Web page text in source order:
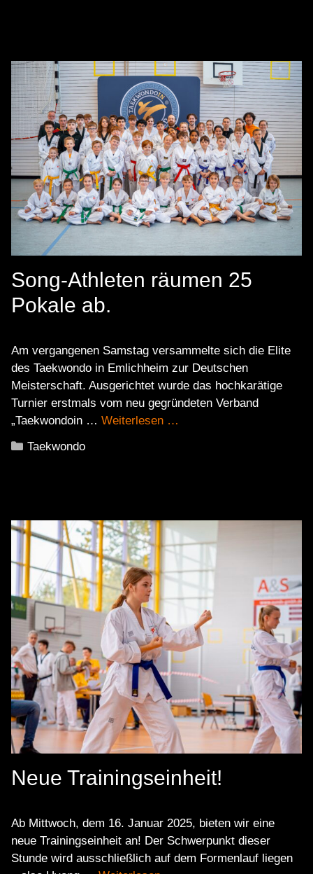
Song-Athleten räumen 25
Pokale ab.
Am vergangenen Samstag versammelte sich die Elite
des Taekwondo in Emlichheim zur Deutschen
Meisterschaft. Ausgerichtet wurde das hochkarätige
Turnier erstmals vom neu gegründeten Verband
„Taekwondoin … Weiterlesen …
Kategorien
Taekwondo
Neue Trainingseinheit!
Ab Mittwoch, dem 16. Januar 2025, bieten wir eine
neue Trainingseinheit an! Der Schwerpunkt dieser
Stunde wird ausschließlich auf dem Formenlauf liegen